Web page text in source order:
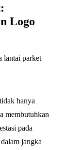
Logo
hanya
membutuhkan
pada
jangka